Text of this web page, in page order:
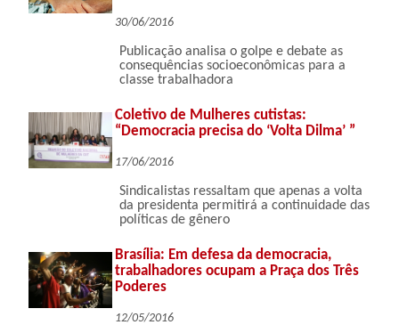
30/06/2016
Publicação analisa o golpe e debate as
consequências socioeconômicas para a
classe trabalhadora
Coletivo de Mulheres cutistas:
“Democracia precisa do ‘Volta Dilma’ ”
17/06/2016
Sindicalistas ressaltam que apenas a volta
da presidenta permitirá a continuidade das
políticas de gênero
Brasília: Em defesa da democracia,
trabalhadores ocupam a Praça dos Três
Poderes
12/05/2016